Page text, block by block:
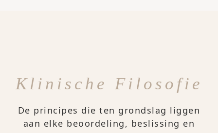
Klinische Filosofie
De principes die ten grondslag liggen
aan elke beoordeling, beslissing en